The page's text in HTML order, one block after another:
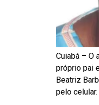
Cuiabá – O
próprio pai
Beatriz
pelo celular.